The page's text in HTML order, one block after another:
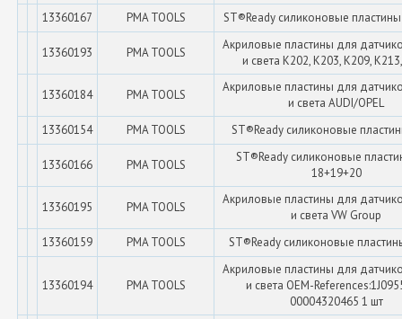
13360167
PMA TOOLS ST®Ready силиконовые
13360193 PMA TOOLS
Акриловые пластины для
и света K202, K203, K209,
13360184 PMA TOOLS
Акриловые пластины для
и света AUDI/OPEL
13360154
PMA TOOLS ST®Ready силиконовые
13360166 PMA TOOLS
ST®Ready силиконовые
18+19+20
13360195 PMA TOOLS
Акриловые пластины для
и света VW Group
13360159
PMA TOOLS ST®Ready силиконовые
13360194 PMA TOOLS
Акриловые пластины для
и света OEM-
00004320465 1 шт